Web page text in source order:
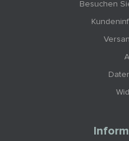
Besuchen